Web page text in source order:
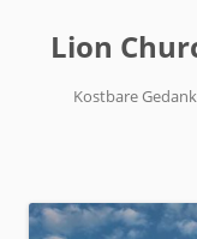
springen
Lion
Kostbare